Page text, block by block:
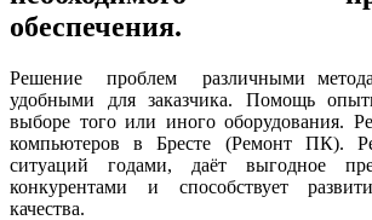
обеспечения.
Решение проблем различными
удобными для заказчика. Помощь
выборе того или иного оборудования.
компьютеров в Бресте (Ремонт ПК).
ситуаций годами, даёт выгодное
конкурентами и способствует
качества.